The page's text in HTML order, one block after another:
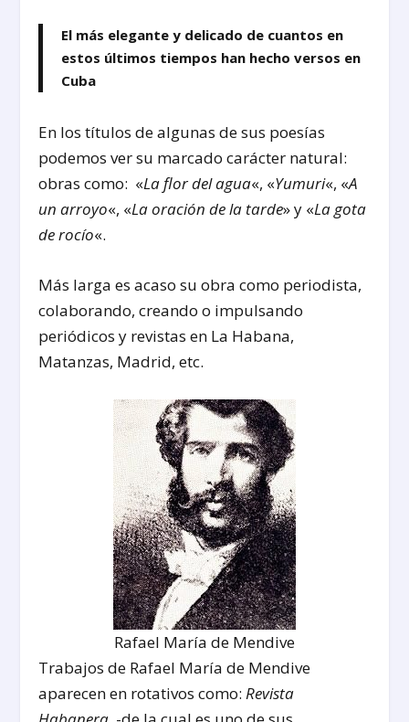
El más elegante y delicado de cuantos en
estos últimos tiempos han hecho versos en
Cuba
En los títulos de algunas de sus poesías
podemos ver su marcado carácter natural:
obras como: «La flor del agua«, «Yumuri«, «A
un arroyo«, «La oración de la tarde» y «La gota
de rocío«.
Más larga es acaso su obra como periodista,
colaborando, creando o impulsando
periódicos y revistas en La Habana,
Matanzas, Madrid, etc.
Rafael María de Mendive
Trabajos de Rafael María de Mendive
aparecen en rotativos como:Revista